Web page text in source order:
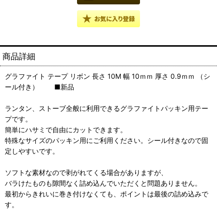
商品詳細
グラファイト テープ リボン 長さ 10M 幅 10ｍｍ 厚さ 0.9ｍｍ （シ
ール付き） ■新品
ランタン、ストーブ全般に利用できるグラファイトパッキン用テー
プです。
簡単にハサミで自由にカットできます。
特殊なサイズのパッキン用にご利用ください。シール付きなので固
定しやすいです。
ソフトな素材なので剥がれてくる場合がありますが、
バラけたものも隙間なく詰め込んでいただくと問題ありません。
最初からきれいに巻き付けなくても、ポイントは最後の詰め込みで
す。